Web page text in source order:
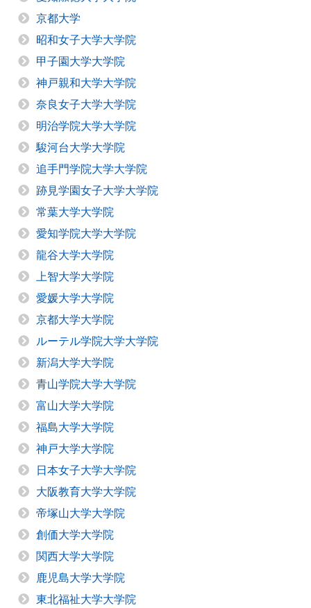
京都大学
昭和女子大学大学院
甲子園大学大学院
神戸親和大学大学院
奈良女子大学大学院
明治学院大学大学院
駿河台大学大学院
追手門学院大学大学院
跡見学園女子大学大学院
常葉大学大学院
愛知学院大学大学院
龍谷大学大学院
上智大学大学院
愛媛大学大学院
京都大学大学院
ルーテル学院大学大学院
新潟大学大学院
青山学院大学大学院
富山大学大学院
福島大学大学院
神戸大学大学院
日本女子大学大学院
大阪教育大学大学院
帝塚山大学大学院
創価大学大学院
関西大学大学院
鹿児島大学大学院
東北福祉大学大学院